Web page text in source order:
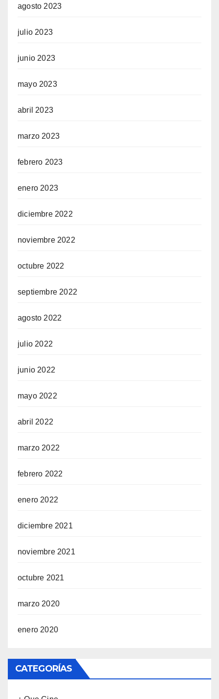
agosto 2023
julio 2023
junio 2023
mayo 2023
abril 2023
marzo 2023
febrero 2023
enero 2023
diciembre 2022
noviembre 2022
octubre 2022
septiembre 2022
agosto 2022
julio 2022
junio 2022
mayo 2022
abril 2022
marzo 2022
febrero 2022
enero 2022
diciembre 2021
noviembre 2021
octubre 2021
marzo 2020
enero 2020
CATEGORÍAS